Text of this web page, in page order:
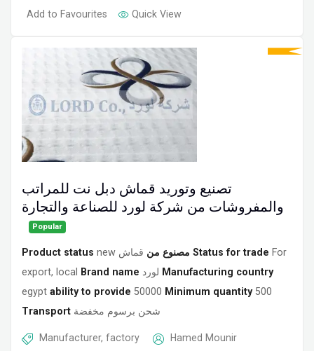
Add to Favourites Quick View
تصنيع وتوريد قماش دبل نت للمراتب
والمفروشات من شركة لورد للصناعة والتجارة
Popular
Product status new مصنوع من قماش Status for trade For
export, local
Brand name لورد Manufacturing country
egypt ability to provide 50000 Minimum quantity 500
Transport شحن برسوم مخفضة
Manufacturer, factory
Hamed Mounir